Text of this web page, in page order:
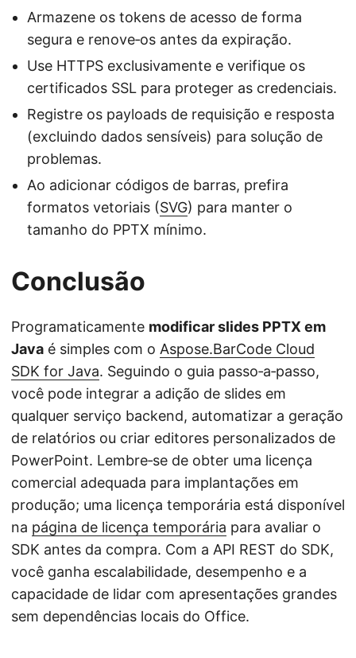
Armazene os tokens de acesso de forma
segura e renove‑os antes da expiração.
Use HTTPS exclusivamente e verifique os
certificados SSL para proteger as credenciais.
Registre os payloads de requisição e resposta
(excluindo dados sensíveis) para solução de
problemas.
Ao adicionar códigos de barras, prefira
formatos vetoriais (SVG) para manter o
tamanho do PPTX mínimo.
Conclusão
Programaticamente modificar slides PPTX em
Java é simples com o Aspose.BarCode Cloud
SDK for Java. Seguindo o guia passo‑a‑passo,
você pode integrar a adição de slides em
qualquer serviço backend, automatizar a geração
de relatórios ou criar editores personalizados de
PowerPoint. Lembre‑se de obter uma licença
comercial adequada para implantações em
produção; uma licença temporária está disponível
na página de licença temporária para avaliar o
SDK antes da compra. Com a API REST do SDK,
você ganha escalabilidade, desempenho e a
capacidade de lidar com apresentações grandes
sem dependências locais do Office.